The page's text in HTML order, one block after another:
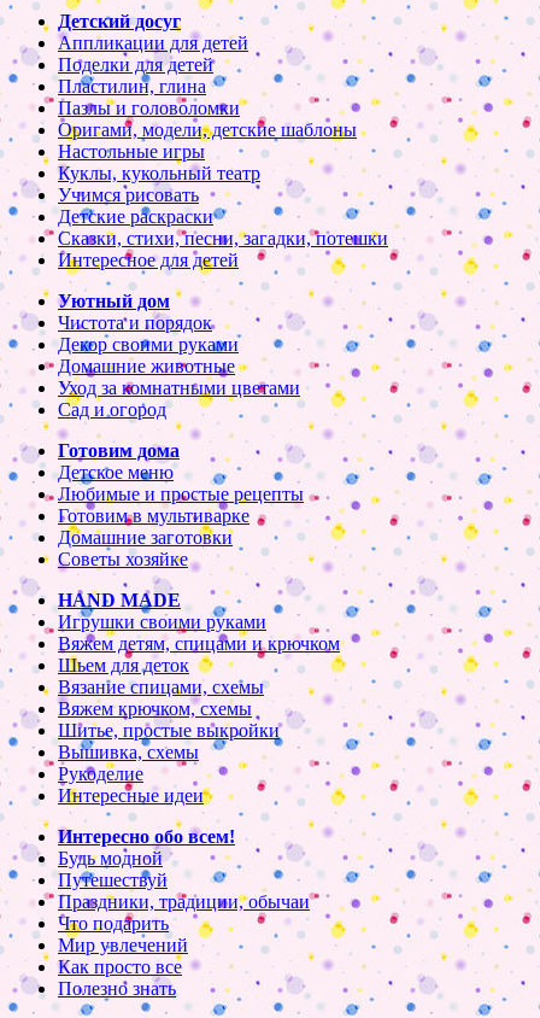
Детский досуг
Аппликации для детей
Поделки для детей
Пластилин, глина
Пазлы и головоломки
Оригами, модели, детские шаблоны
Настольные игры
Куклы, кукольный театр
Учимся рисовать
Детские раскраски
Сказки, стихи, песни, загадки, потешки
Интересное для детей
Уютный дом
Чистота и порядок
Декор своими руками
Домашние животные
Уход за комнатными цветами
Сад и огород
Готовим дома
Детское меню
Любимые и простые рецепты
Готовим в мультиварке
Домашние заготовки
Советы хозяйке
HAND MADE
Игрушки своими руками
Вяжем детям, спицами и крючком
Шьем для деток
Вязание спицами, схемы
Вяжем крючком, схемы
Шитье, простые выкройки
Вышивка, схемы
Рукоделие
Интересные идеи
Интересно обо всем!
Будь модной
Путешествуй
Праздники, традиции, обычаи
Что подарить
Мир увлечений
Как просто все
Полезно знать